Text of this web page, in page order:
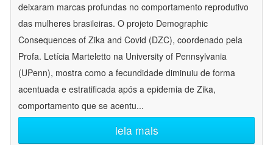
deixaram marcas profundas no comportamento reprodutivo
das mulheres brasileiras. O projeto Demographic
Consequences of Zika and Covid (DZC), coordenado pela
Profa. Letícia Marteletto na University of Pennsylvania
(UPenn), mostra como a fecundidade diminuiu de forma
acentuada e estratificada após a epidemia de Zika,
comportamento que se acentu...
leia mais